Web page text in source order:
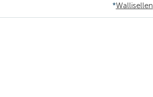
*Wallisellen